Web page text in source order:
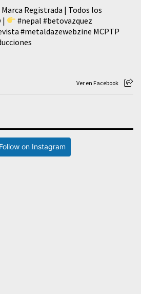
Registrada | Todos los
|
#nepal #betovazquez
#metaldazewebzine MCPTP
Ver en Facebook
Follow on Instagram